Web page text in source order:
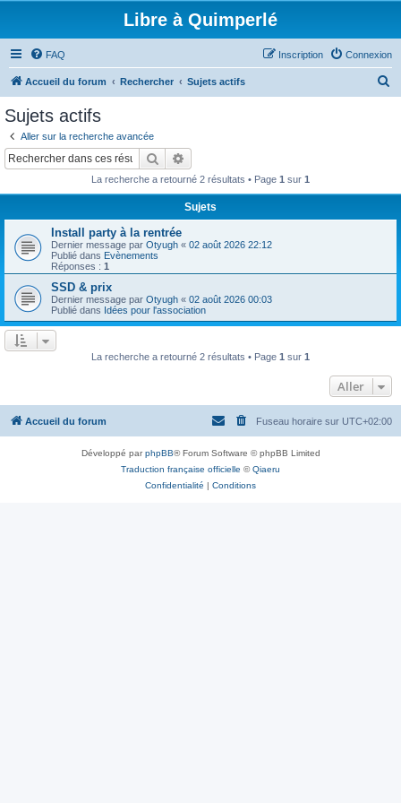
Libre à Quimperlé
FAQ Connexion
Inscription
Accueil du forum Rechercher Sujets actifs
r
Sujets actifs
Aller sur la recherche avancée
Rechercher
La recherche a retourné 2 résultats • Page 1 sur 1
Sujets
Install party à la rentrée
Dernier message par Otyugh « 02 août 2026 22:12
Publié dans Evènements
Réponses : 1
SSD & prix
Dernier message par Otyugh « 02 août 2026 00:03
Publié dans Idées pour l'association
La recherche a retourné 2 résultats • Page 1 sur 1
Aller
Accueil du forum Fuseau horaire sur UTC+02:00
Développé parphpBB® Forum Software © phpBB Limited
Traduction française officielle ©Qiaeru
Confidentialité | Conditions